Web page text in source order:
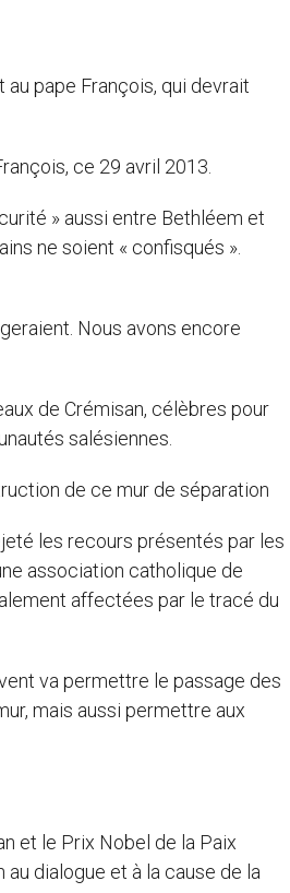
pape François, qui devrait
ce 29 avril 2013.
» aussi entre Bethléem et
ne soient « confisqués ».
Nous avons encore
de Crémisan, célèbres pour
salésiennes.
de ce mur de séparation
les recours présentés par les
association catholique de
affectées par le tracé du
va permettre le passage des
mais aussi permettre aux
et le Prix Nobel de la Paix
dialogue et à la cause de la